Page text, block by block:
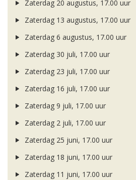
Zaterdag 20 augustus, 17.00 uur
Zaterdag 13 augustus, 17.00 uur
Zaterdag 6 augustus, 17.00 uur
Zaterdag 30 juli, 17.00 uur
Zaterdag 23 juli, 17.00 uur
Zaterdag 16 juli, 17.00 uur
Zaterdag 9 juli, 17.00 uur
Zaterdag 2 juli, 17.00 uur
Zaterdag 25 juni, 17.00 uur
Zaterdag 18 juni, 17.00 uur
Zaterdag 11 juni, 17.00 uur